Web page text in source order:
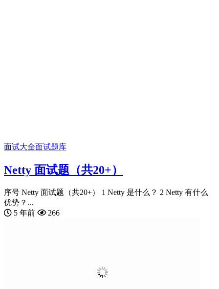
面试大全面试题库
Netty 面试题（共20+）
序号 Netty 面试题（共20+） 1 Netty 是什么？ 2 Netty 有什么
优势？...
5 年前
266